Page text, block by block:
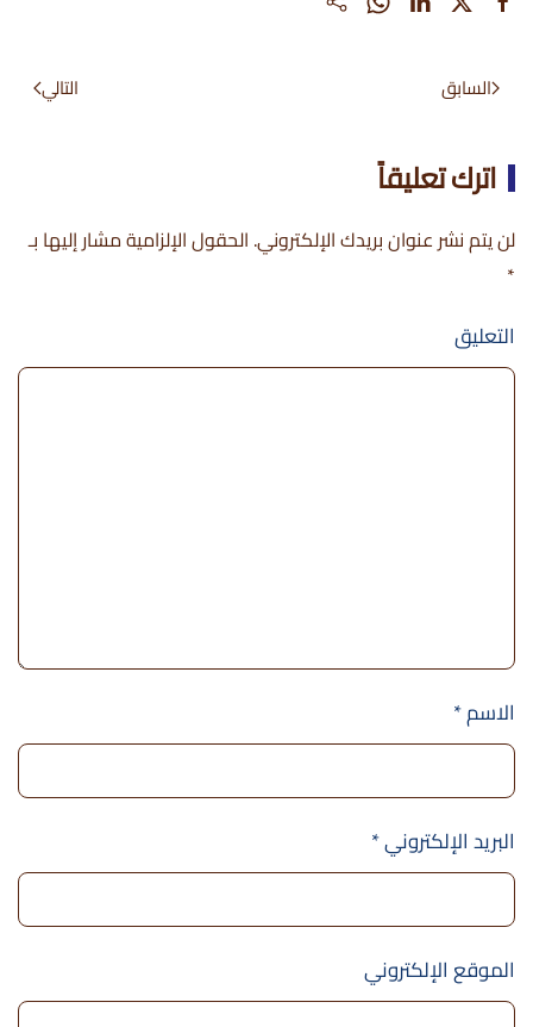
السابق التالي
اترك تعليقاً
لن يتم نشر عنوان بريدك الإلكتروني. الحقول الإلزامية مشار إليها بـ
*
التعليق
الاسم*
البريد الإلكتروني*
الموقع الإلكتروني